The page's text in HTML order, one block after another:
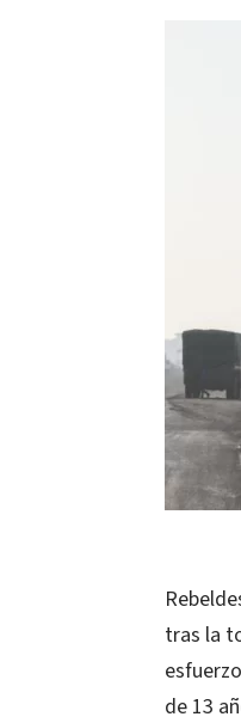
tras la
de 13